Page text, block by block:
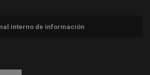
interno de información